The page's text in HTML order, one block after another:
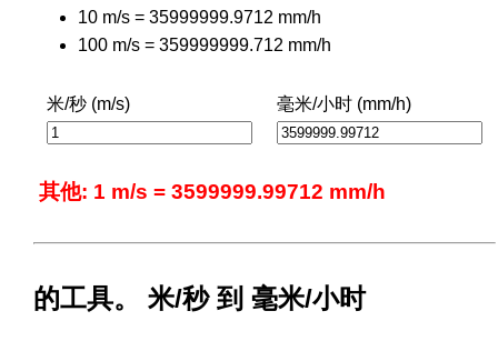
10 m/s = 35999999.9712 mm/h
100 m/s = 359999999.712 mm/h
米/秒 (m/s) 毫米/小时 (mm/h)
其他: 1 m/s = 3599999.99712 mm/h
的工具。 米/秒 到 毫米/小时